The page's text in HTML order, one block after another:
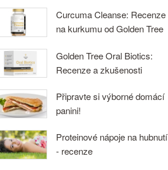
Curcuma Cleanse: Recenze
na kurkumu od Golden Tree
Golden Tree Oral Biotics:
Recenze a zkušenosti
Připravte si výborné domácí
panini!
Proteinové nápoje na hubnutí
- recenze